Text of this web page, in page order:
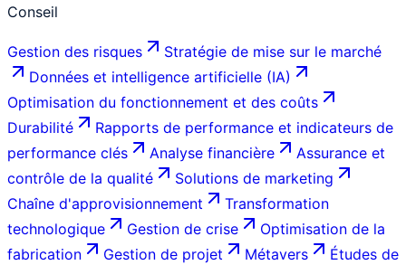
Conseil
Gestion des risques
Stratégie de mise sur le marché
Données et intelligence artificielle (IA)
Optimisation du fonctionnement et des coûts
Durabilité
Rapports de performance et indicateurs de
performance clés
Analyse financière
Assurance et
contrôle de la qualité
Solutions de marketing
Chaîne d'approvisionnement
Transformation
technologique
Gestion de crise
Optimisation de la
fabrication
Gestion de projet Métavers
Études de